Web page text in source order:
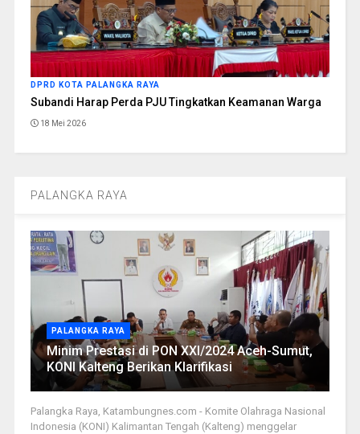
DPRD KOTA PALANGKA RAYA
Subandi Harap Perda PJU Tingkatkan Keamanan Warga
18 Mei 2026
PALANGKA RAYA
PALANGKA RAYA
Minim Prestasi di PON XXI/2024 Aceh-Sumut,
KONI Kalteng Berikan Klarifikasi
Palangka Raya, Katambungnes.com - Komite Olahraga Nasional
Indonesia (KONI) Kalimantan Tengah (Kalteng) menggelar